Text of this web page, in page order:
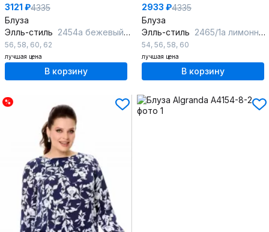
3121 ₽4335
Блуза
Элль-стиль 2454а бежевый_голубой
56, 58, 60, 62
лучшая цена
В корзину
2933 ₽4335
Блуза
Элль-стиль 2465/1а лимонный_голубой
54, 56, 58, 60
лучшая цена
В корзину
%